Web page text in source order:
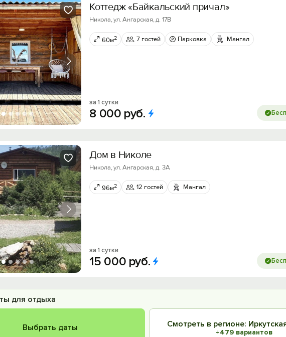
Коттедж «Байкальский причал»
Никола, ул. Ангарская, д. 17В
60м2 7 гостей Парковка Мангал
за 1 сутки
8 000 руб.
Дом в Николе
Никола, ул. Ангарская, д. 3А
96м2 12 гостей Мангал
за 1 сутки
15 000 руб.
для отдыха
Выбрать даты Смотреть в регионе:
+479 вариантов